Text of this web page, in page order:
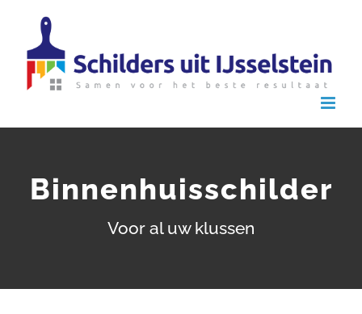
Binnenhuisschilder
Voor al uw klussen